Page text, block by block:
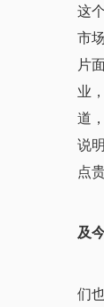
这
市
片
业
道
说
点
及
刘
们